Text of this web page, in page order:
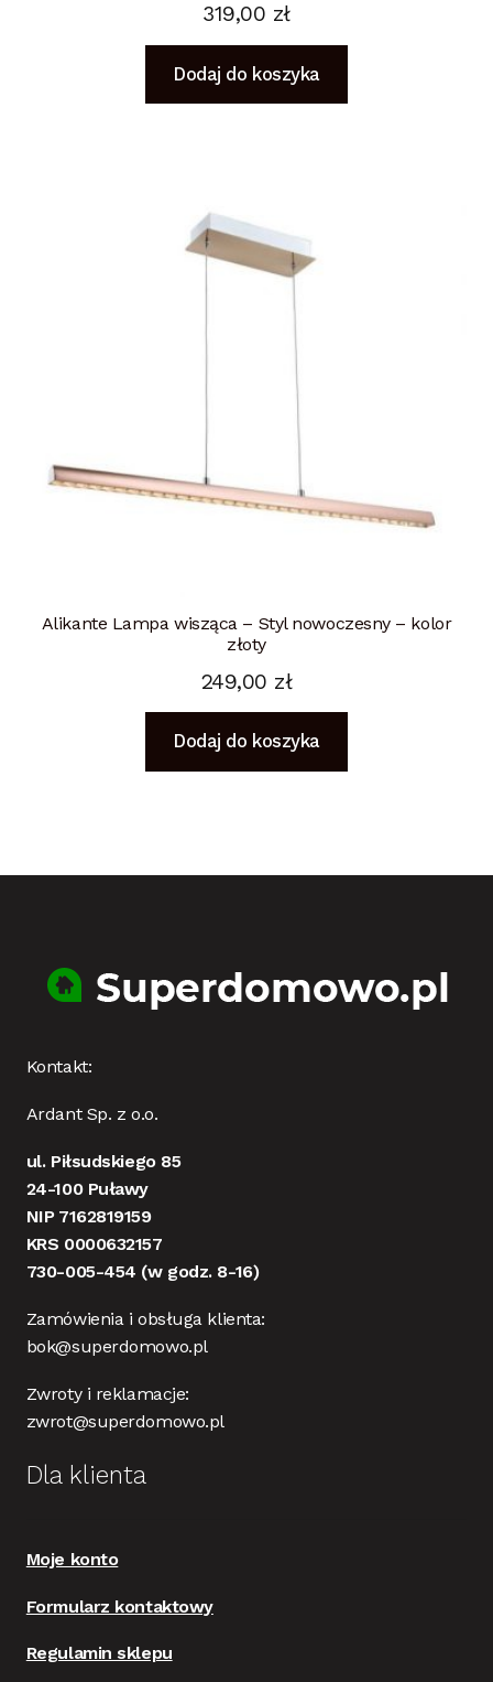
319,00 zł
Dodaj do koszyka
Alikante Lampa wisząca – Styl nowoczesny – kolor
złoty
249,00 zł
Dodaj do koszyka
Kontakt:
Ardant Sp. z o.o.
ul. Piłsudskiego 85
24-100 Puławy
NIP 7162819159
KRS 0000632157
730-005-454 (w godz. 8-16)
Zamówienia i obsługa klienta:
bok@superdomowo.pl
Zwroty i reklamacje:
zwrot@superdomowo.pl
Dla klienta
Moje konto
Formularz kontaktowy
Regulamin sklepu